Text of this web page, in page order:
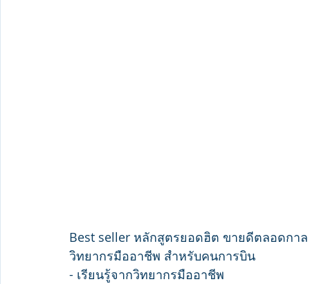
Best seller หลักสูตรยอดฮิต ขายดีตลอดกา
วิทยากรมืออาชีพ สำหรับคนการบิน
- เรียนรู้จากวิทยากรมืออาชีพ